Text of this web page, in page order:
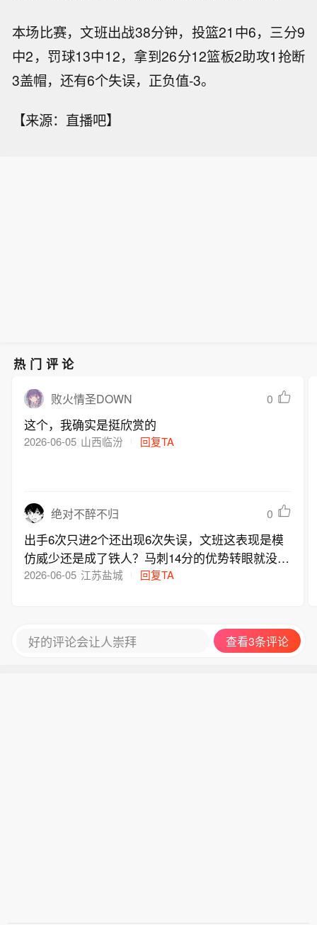
本场比赛，文班出战38分钟，投篮21中6，三分9
中2，罚球13中12，拿到26分12篮板2助攻1抢断
3盖帽，还有6个失误，正负值-3。
【来源：直播吧】
热门评论
败火情圣DOWN 0
这个，我确实是挺欣赏的
2026-06-05 山西临汾 回复TA
绝对不醉不归 0
出手6次只进2个还出现6次失误，文班这表现是模
仿威少还是成了铁人？马刺14分的优势转眼就没
了，这种剧情连电影编剧都想不到
2026-06-05 江苏盐城 回复TA
好的评论会让人崇拜 查看3条评论